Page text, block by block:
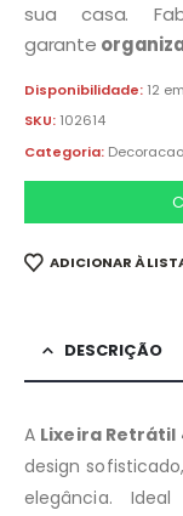
sua casa.
garante
Disponibilidade: 12
SKU: 102614
Categoria:
ADICIONAR À
DESCRIÇÃO
A Lixeira Retrátil
design
elegância.